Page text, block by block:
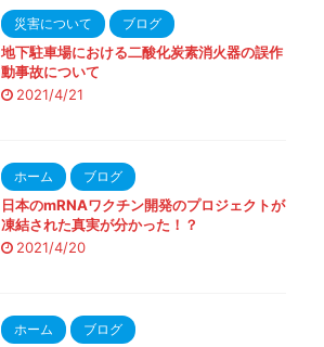
災害について ブログ
地下駐車場における二酸化炭素消火器の誤作
動事故について
2021/4/21
ホーム ブログ
日本のmRNAワクチン開発のプロジェクトが
凍結された真実が分かった！？
2021/4/20
ホーム ブログ